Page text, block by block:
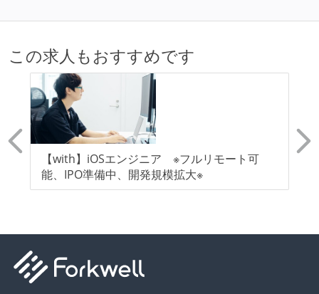
この求人もおすすめです
【with】iOSエンジニア ※フルリモート可
能、IPO準備中、開発規模拡大※